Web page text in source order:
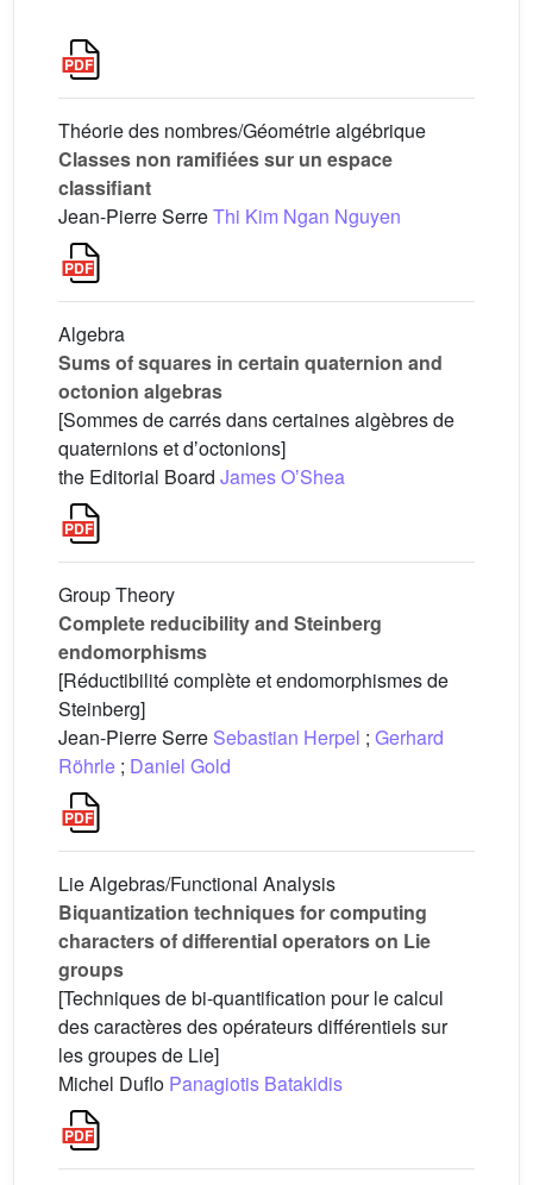
Théorie des nombres/Géométrie algébrique
Classes non ramifiées sur un espace
classifiant
Jean-Pierre SerreThi Kim Ngan Nguyen
Algebra
Sums of squares in certain quaternion and
octonion algebras
[Sommes de carrés dans certaines algèbres de
quaternions et dʼoctonions]
the Editorial Board James OʼShea
Group Theory
Complete reducibility and Steinberg
endomorphisms
[Réductibilité complète et endomorphismes de
Steinberg]
Jean-Pierre Serre Sebastian Herpel ; Gerhard
Röhrle ; Daniel Gold
Lie Algebras/Functional Analysis
Biquantization techniques for computing
characters of differential operators on Lie
groups
[Techniques de bi-quantification pour le calcul
des caractères des opérateurs différentiels sur
les groupes de Lie]
Michel Duflo Panagiotis Batakidis